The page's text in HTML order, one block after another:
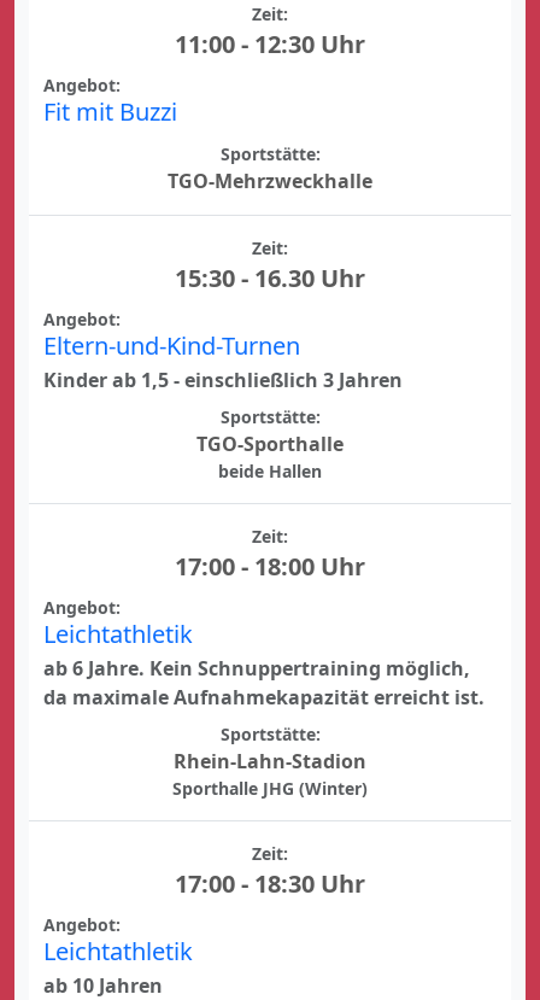
Zeit:
11:00 - 12:30 Uhr
Angebot:
Fit mit Buzzi
Sportstätte:
TGO-Mehrzweckhalle
Zeit:
15:30 - 16.30 Uhr
Angebot:
Eltern-und-Kind-Turnen
Kinder ab 1,5 - einschließlich 3 Jahren
Sportstätte:
TGO-Sporthalle
beide Hallen
Zeit:
17:00 - 18:00 Uhr
Angebot:
Leichtathletik
ab 6 Jahre. Kein Schnuppertraining möglich,
da maximale Aufnahmekapazität erreicht ist.
Sportstätte:
Rhein-Lahn-Stadion
Sporthalle JHG (Winter)
Zeit:
17:00 - 18:30 Uhr
Angebot:
Leichtathletik
ab 10 Jahren